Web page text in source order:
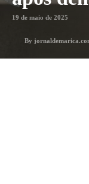
19 de maio de 2025
By